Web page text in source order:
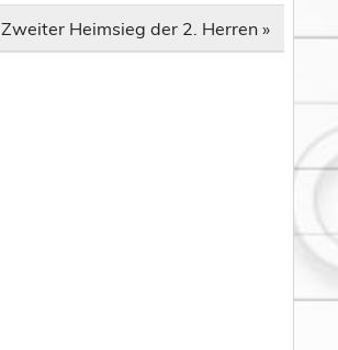
Zweiter Heimsieg der 2. Herren »